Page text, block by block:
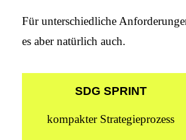
Für unterschiedliche
es aber natürlich auch.
SDG SPRINT
kompakter Strategieprozess